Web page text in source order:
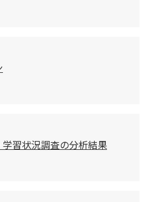
習状況調査の分析結果